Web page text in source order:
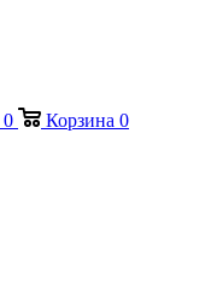
0 Корзина 0